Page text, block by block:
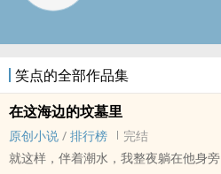
笑点的全部作品集
在这海边的坟墓里
原创小说 / 排行榜
完结
就这样，伴着潮水，我整夜躺在他身旁